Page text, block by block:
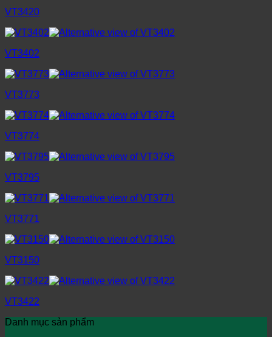
VT3420
VT3402
VT3773
VT3774
VT3795
VT3771
VT3150
VT3422
Danh mục sản phẩm